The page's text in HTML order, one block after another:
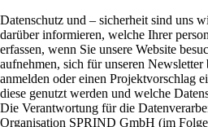
Datenschutz und – sicherheit sind uns
darüber informieren, welche Ihrer
erfassen, wenn Sie unsere Website
aufnehmen, sich für unseren Newsletter
anmelden oder einen Projektvorschlag
diese genutzt werden und welche
Die Verantwortung für die
Organisation SPRIND GmbH (im